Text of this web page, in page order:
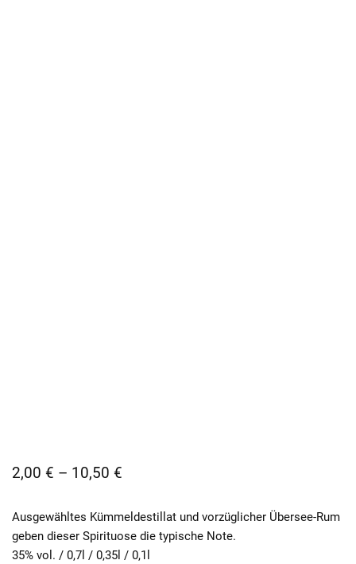
2,00 € – 10,50 €
Ausgewähltes Kümmeldestillat und vorzüglicher Übersee-Rum
geben dieser Spirituose die typische Note.
35% vol. / 0,7l / 0,35l / 0,1l